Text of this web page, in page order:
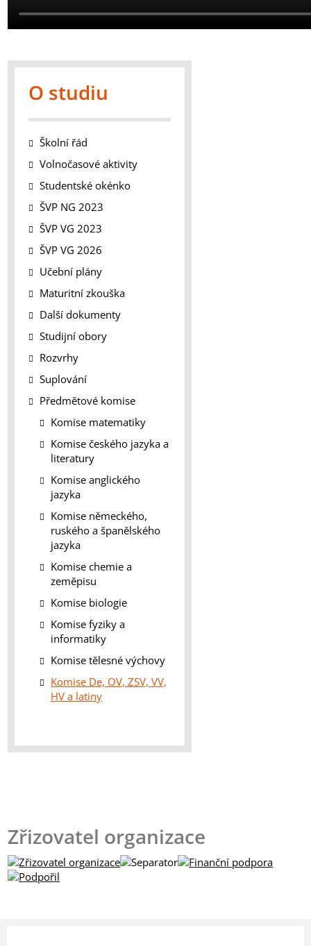
O studiu
Školní řád
Volnočasové aktivity
Studentské okénko
ŠVP NG 2023
ŠVP VG 2023
ŠVP VG 2026
Učební plány
Maturitní zkouška
Další dokumenty
Studijní obory
Rozvrhy
Suplování
Předmětové komise
Komise matematiky
Komise českého jazyka a
literatury
Komise anglického
jazyka
Komise německého,
ruského a španělského
jazyka
Komise chemie a
zeměpisu
Komise biologie
Komise fyziky a
informatiky
Komise tělesné výchovy
Komise De, OV, ZSV, VV,
HV a latiny
Zřizovatel organizace